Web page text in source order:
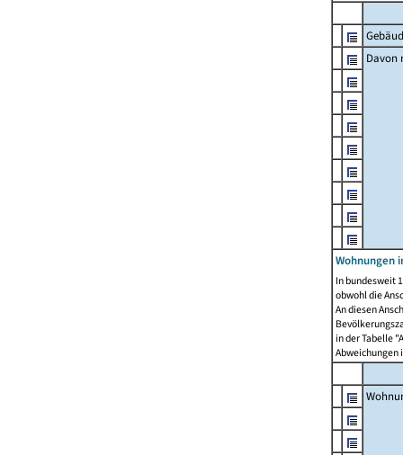
Davon
Wohnungen
In bundesweit
obwohl die
An diesen
in der Tabelle
Abweichungen